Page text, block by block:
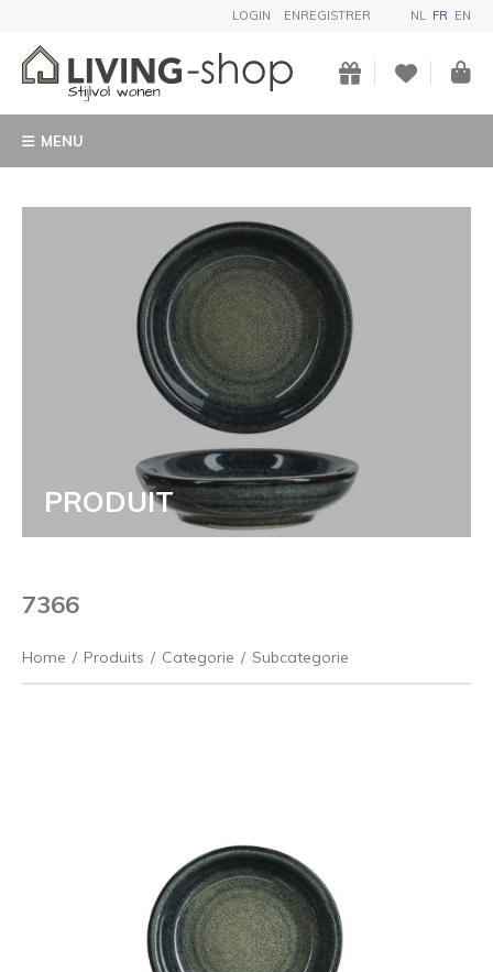
LOGIN ENREGISTRER NL FR EN
MENU
PRODUIT
7366
Home / Produits / Categorie / Subcategorie